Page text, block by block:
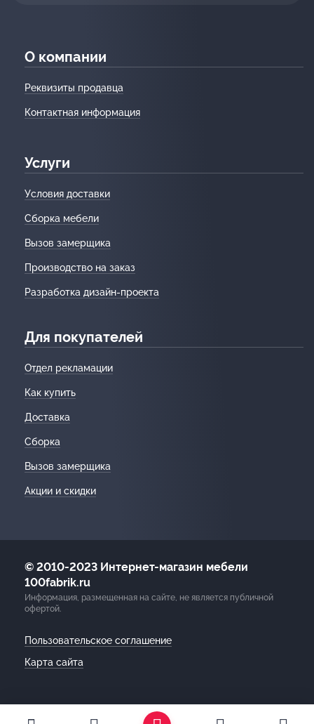
О компании
Реквизиты продавца
Контактная информация
Услуги
Условия доставки
Сборка мебели
Вызов замерщика
Производство на заказ
Разработка дизайн-проекта
Для покупателей
Отдел рекламации
Как купить
Доставка
Сборка
Вызов замерщика
Акции и скидки
© 2010-2023 Интернет-магазин мебели
100fabrik.ru
Информация, размещенная на сайте, не является публичной
офертой.
Пользовательское соглашение
Карта сайта